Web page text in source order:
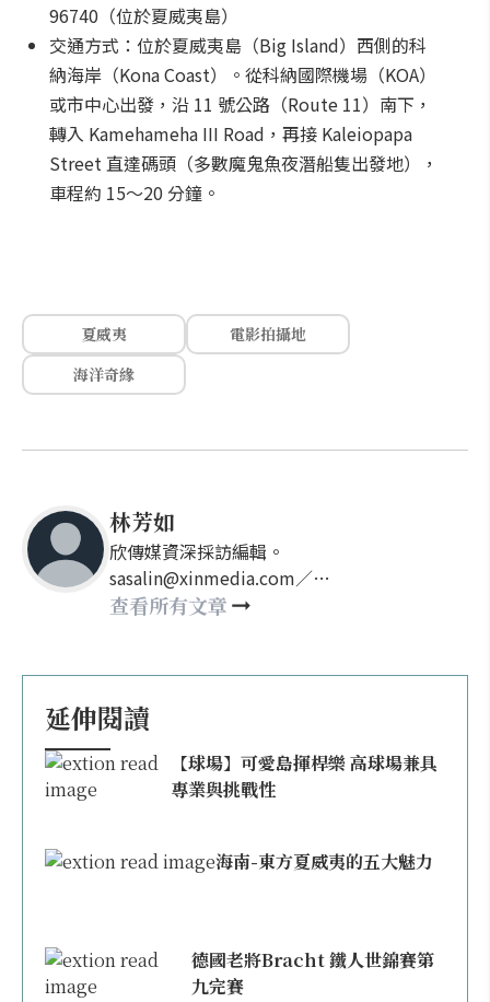
96740（位於夏威夷島）
交通方式：位於夏威夷島（Big Island）西側的科
納海岸（Kona Coast）。從科納國際機場（KOA）
或市中心出發，沿 11 號公路（Route 11）南下，
轉入 Kamehameha III Road，再接 Kaleiopapa
Street 直達碼頭（多數魔鬼魚夜潛船隻出發地），
車程約 15～20 分鐘。
夏威夷
電影拍攝地
海洋奇緣
林芳如
欣傳媒資深採訪編輯。
sasalin@xinmedia.com／
happy21917@gmail.com
查看所有文章
延伸閱讀
【球場】可愛島揮桿樂 高球場兼具
專業與挑戰性
海南-東方夏威夷的五大魅力
德國老將Bracht 鐵人世錦賽第
九完賽